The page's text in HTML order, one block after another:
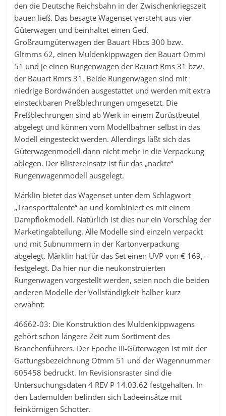
den die Deutsche Reichsbahn in der Zwischenkriegszeit
bauen ließ. Das besagte Wagenset versteht aus vier
Güterwagen und beinhaltet einen Ged.
Großraumgüterwagen der Bauart Hbcs 300 bzw.
Gltmms 62, einen Muldenkippwagen der Bauart Ommi
51 und je einen Rungenwagen der Bauart Rms 31 bzw.
der Bauart Rmrs 31. Beide Rungenwagen sind mit
niedrige Bordwänden ausgestattet und werden mit extra
einsteckbaren Preßblechrungen umgesetzt. Die
Preßblechrungen sind ab Werk in einem Zurüstbeutel
abgelegt und können vom Modellbahner selbst in das
Modell eingesteckt werden. Allerdings läßt sich das
Güterwagenmodell dann nicht mehr in die Verpackung
ablegen. Der Blistereinsatz ist für das „nackte“
Rungenwagenmodell ausgelegt.
Märklin bietet das Wagenset unter dem Schlagwort
„Transporttalente“ an und kombiniert es mit einem
Dampflokmodell. Natürlich ist dies nur ein Vorschlag der
Marketingabteilung. Alle Modelle sind einzeln verpackt
und mit Subnummern in der Kartonverpackung
abgelegt. Märklin hat für das Set einen UVP von € 169,–
festgelegt. Da hier nur die neukonstruierten
Rungenwagen vorgestellt werden, seien noch die beiden
anderen Modelle der Vollständigkeit halber kurz
erwähnt:
46662-03: Die Konstruktion des Muldenkippwagens
gehört schon längere Zeit zum Sortiment des
Branchenführers. Der Epoche III-Güterwagen ist mit der
Gattungsbezeichnung Otmm 51 und der Wagennummer
605458 bedruckt. Im Revisionsraster sind die
Untersuchungsdaten 4 REV P 14.03.62 festgehalten. In
den Lademulden befinden sich Ladeeinsätze mit
feinkörnigen Schotter.